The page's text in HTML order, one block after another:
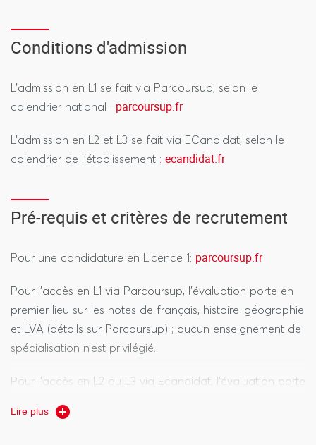
Conditions d'admission
L’admission en L1 se fait via Parcoursup, selon le
calendrier national : parcoursup.fr
L’admission en L2 et L3 se fait via ECandidat, selon le
calendrier de l’établissement : ecandidat.fr
Pré-requis et critères de recrutement
Pour une candidature en Licence 1: parcoursup.fr
Pour l’accès en L1 via Parcoursup, l’évaluation porte en
premier lieu sur les notes de français, histoire-géographie
et LVA (détails sur Parcoursup) ; aucun enseignement de
spécialisation n’est privilégié.
Pour l’accès en L2 ou L3 via Ecandidat, l’évaluation porte
premières années d’étude, prise en compte des
Lire plus